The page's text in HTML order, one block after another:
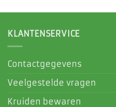
KLANTENSERVICE
Contactgegevens
Veelgestelde vragen
Kruiden bewaren